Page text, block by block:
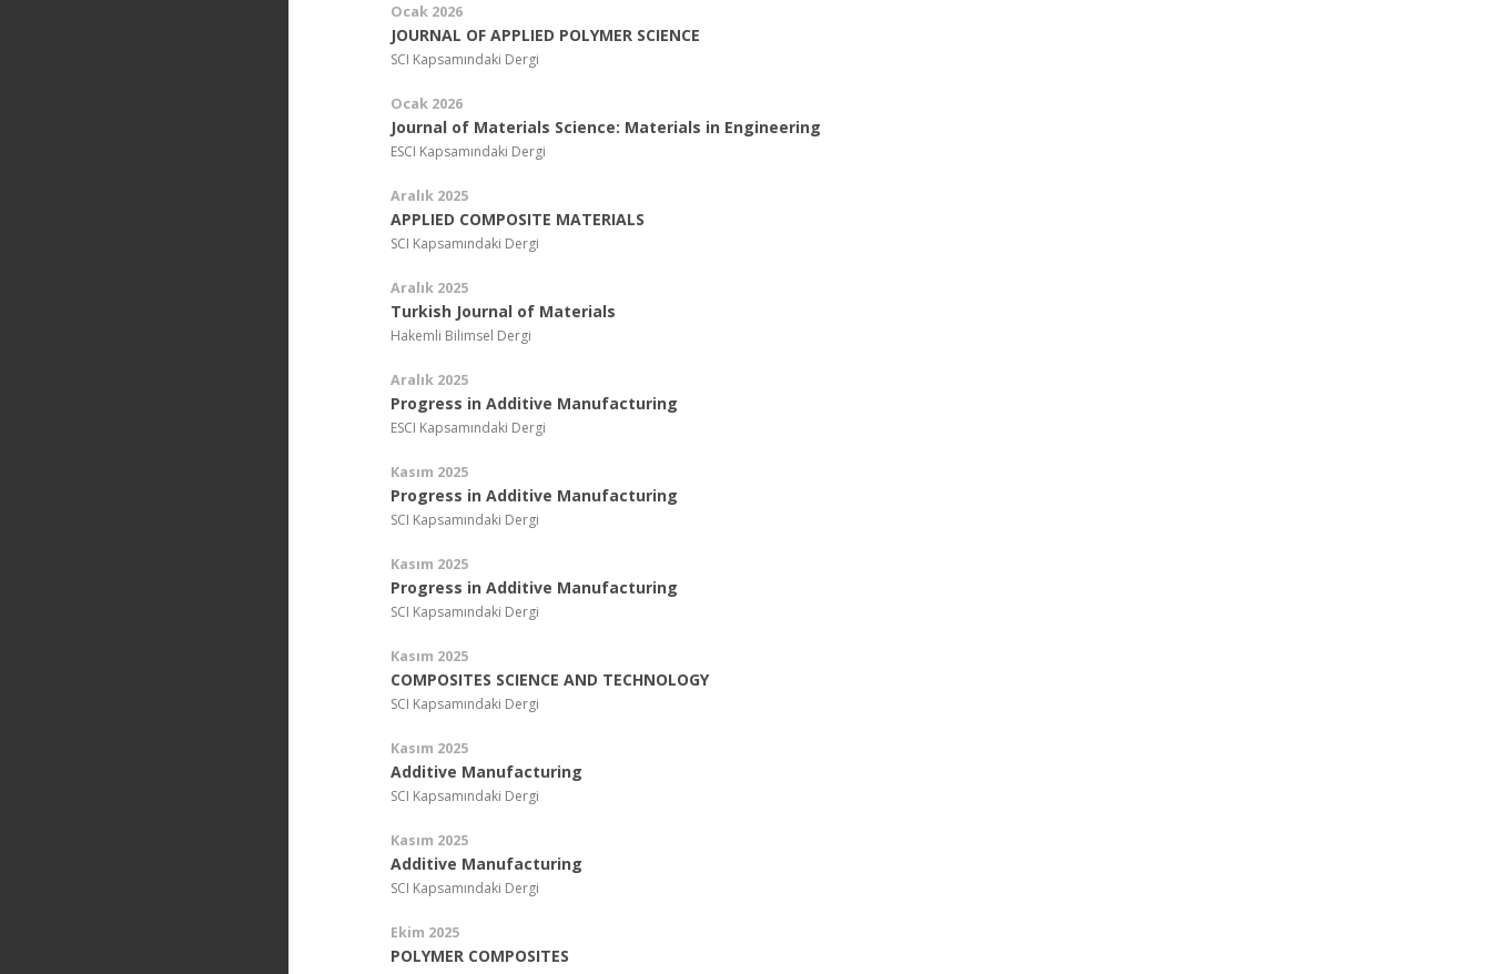
Ocak 2026
JOURNAL OF APPLIED POLYMER SCIENCE
SCI Kapsamındaki Dergi
Ocak 2026
Journal of Materials Science: Materials in Engineering
ESCI Kapsamındaki Dergi
Aralık 2025
APPLIED COMPOSITE MATERIALS
SCI Kapsamındaki Dergi
Aralık 2025
Turkish Journal of Materials
Hakemli Bilimsel Dergi
Aralık 2025
Progress in Additive Manufacturing
ESCI Kapsamındaki Dergi
Kasım 2025
Progress in Additive Manufacturing
SCI Kapsamındaki Dergi
Kasım 2025
Progress in Additive Manufacturing
SCI Kapsamındaki Dergi
Kasım 2025
COMPOSITES SCIENCE AND TECHNOLOGY
SCI Kapsamındaki Dergi
Kasım 2025
Additive Manufacturing
SCI Kapsamındaki Dergi
Kasım 2025
Additive Manufacturing
SCI Kapsamındaki Dergi
Ekim 2025
POLYMER COMPOSITES